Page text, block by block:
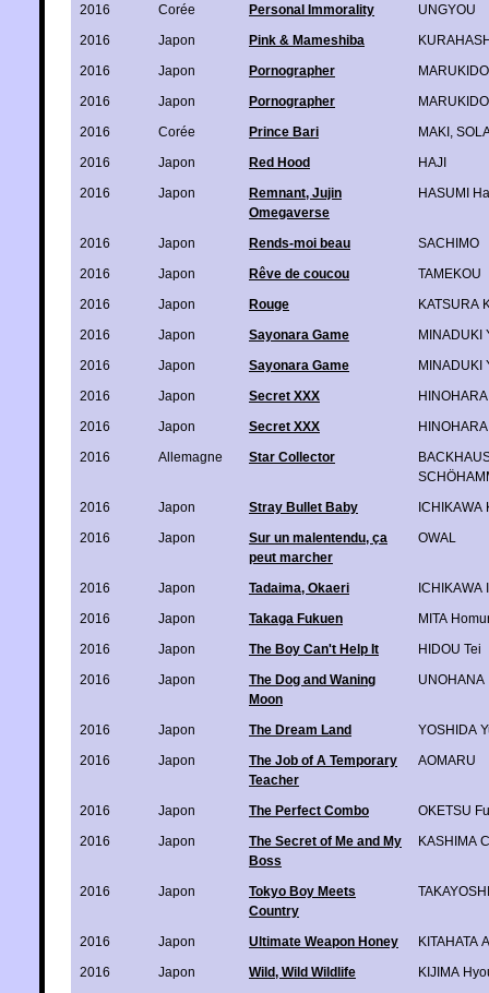
2016 Corée Personal Immorality
UNGYOU
2016
Japon Pink & Mameshiba
2016
Japon Pornographer
2016
Japon Pornographer
2016
Corée Prince Bari MAKI
2016
Japon Red Hood
HAJI
2016
Japon
Remnant, Jujin
Omegaverse
HASUMI
2016 Japon Rends-moi beau
SACHIMO
2016
Japon Rêve de coucou
TAMEKOU
2016
Japon Rouge
KATSURA
2016
Japon Sayonara Game
MINADUKI
2016
Japon Sayonara Game
MINADUKI
2016
Japon Secret XXX
2016
Japon Secret XXX
2016
Allemagne Star Collector
2016
Japon Stray Bullet Baby
ICHIKAWA
2016
Japon
Sur un malentendu, ça
peut marcher
OWAL
2016 Japon Tadaima, Okaeri
ICHIKAWA
2016
Japon Takaga Fukuen
MITA
2016
Japon The Boy Can't Help It
HIDOU Tei
2016
Japon
The Dog and Waning
Moon
UNOHANA
2016 Japon The Dream Land
YOSHIDA
2016
Japon
The Job of A Temporary
Teacher
AOMARU
2016 Japon The Perfect Combo
OKETSU
2016
Japon
The Secret of Me and My
Boss
KASHIMA
2016 Japon
Tokyo Boy Meets
Country
2016 Japon Ultimate Weapon Honey
KITAHATA
2016
Japon Wild, Wild Wildlife
KIJIMA